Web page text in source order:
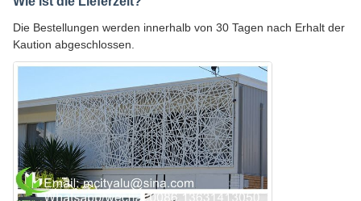
Die Bestellungen werden innerhalb von 30 Tagen nach Erhalt der
Kaution abgeschlossen.